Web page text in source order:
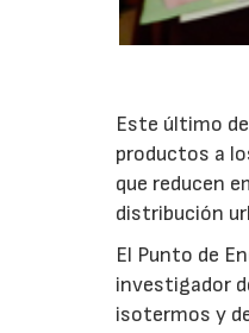
Este último
productos a
que reducen
distribución
El Punto de
investigador
isotermos y